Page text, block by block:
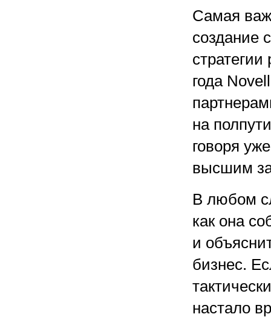
Самая
создание
года
на
говоря
высшим
В любом
как она
и
бизнес.
настало